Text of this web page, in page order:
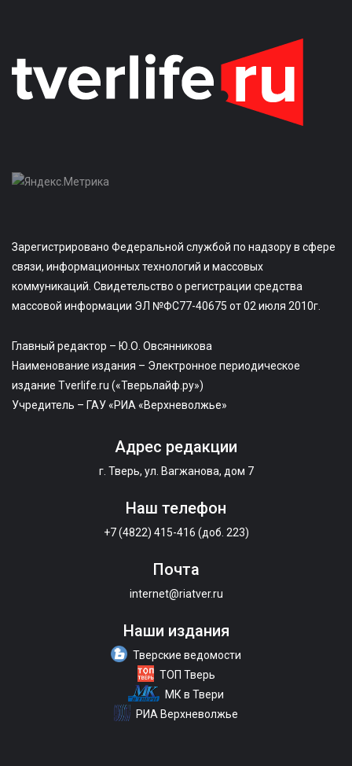
Зарегистрировано Федеральной службой по надзору в сфере
связи, информационных технологий и массовых
коммуникаций. Свидетельство о регистрации средства
массовой информации ЭЛ №ФС77-40675 от 02 июля 2010г.
Главный редактор – Ю.О. Овсянникова
Наименование издания – Электронное периодическое
издание Tverlife.ru («Тверьлайф.ру»)
Учредитель – ГАУ «РИА «Верхневолжье»
Адрес редакции
г. Тверь, ул. Вагжанова, дом 7
Наш телефон
+7 (4822) 415-416 (доб. 223)
Почта
internet@riatver.ru
Наши издания
Тверские ведомости
ТОП Тверь
МК в Твери
РИА Верхневолжье